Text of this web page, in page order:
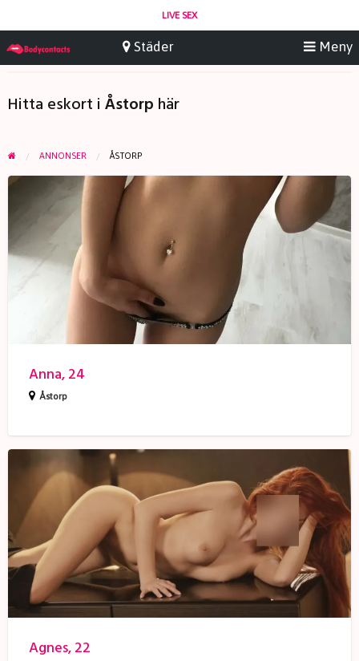
LIVE SEX
Hitta eskort i Åstorp här
ANNONSER ÅSTORP
Anna,
Anna, 24
Åstorp
Agnes,
Agnes, 22